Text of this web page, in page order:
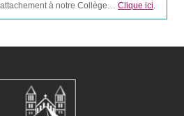
à notre Collège… Clique ici.